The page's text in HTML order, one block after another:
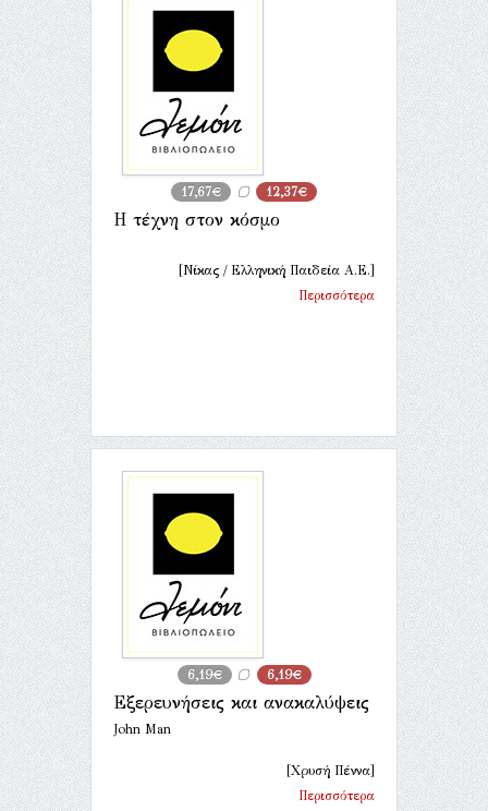
17,67€ 12,37€
Η τέχνη στον κόσμο
[Νίκας / Ελληνική Παιδεία Α.Ε.]
Περισσότερα
6,19€ 6,19€
Εξερευνήσεις και ανακαλύψεις
John Man
[Χρυσή Πέννα]
Περισσότερα